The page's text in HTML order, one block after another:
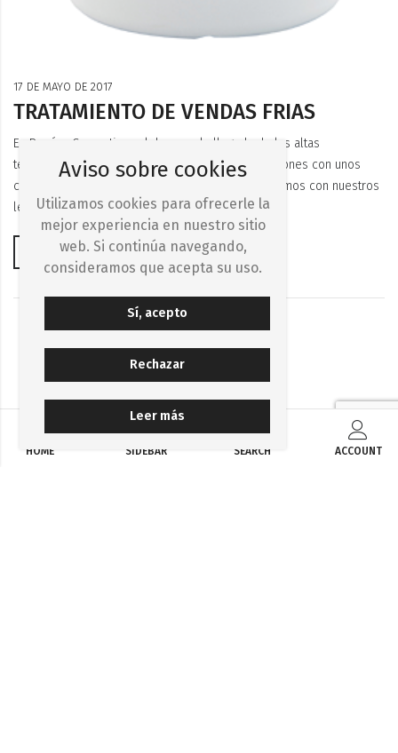
17 DE MAYO DE 2017
TRATAMIENTO DE VENDAS FRIAS
En Paraíso Cosmetics celebramos la llegada de las altas
temperaturas con el propósito de irnos de vacaciones con unos
centímetros menos. En el post de hoy, compartiremos con nuestros
lectores,
Leer +
HOME SIDEBAR SEARCH ACCOUNT
Aviso sobre cookies
Utilizamos cookies para ofrecerle la
mejor experiencia en nuestro sitio
web. Si continúa navegando,
consideramos que acepta su uso.
Sí, acepto
Rechazar
Leer más